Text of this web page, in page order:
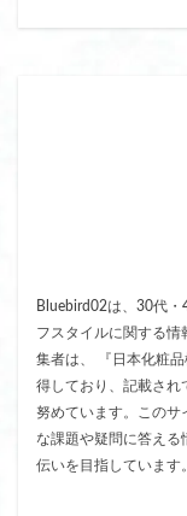
Bluebird02は、30代・
フスタイルに関する情
集者は、 『日本化粧
得しており、記載され
努めています。このサ
な課題や疑問に答え
伝いを目指しています。